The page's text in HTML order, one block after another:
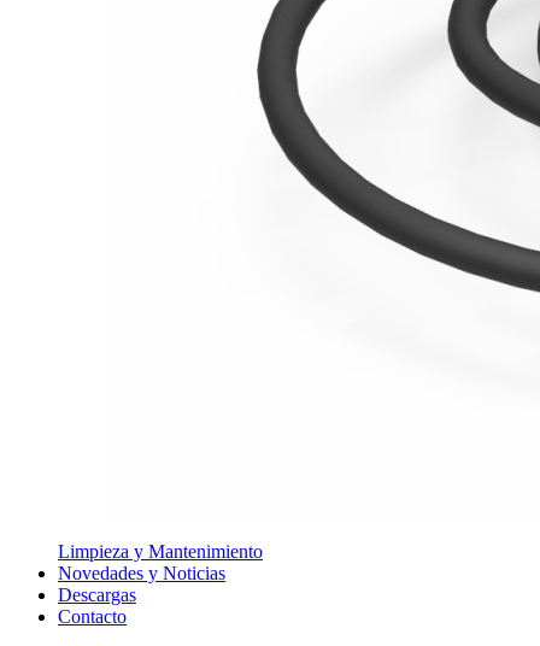
Limpieza y Mantenimiento
Novedades y Noticias
Descargas
Contacto